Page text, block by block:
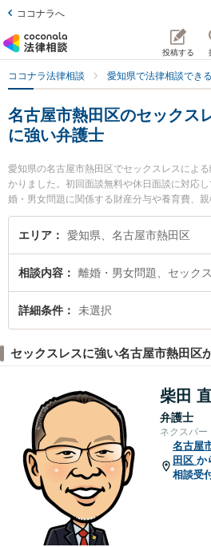
ココナラへ
投稿する
ココナラ法律相談 愛知県で法律相談でき
名古屋市熱田区のセックス
に強い弁護士
愛知県の名古屋市熱田区でセックスレスによ
かりました。初回面談無料や休日面談に対応
婚・男女問題に関係する財産分与や養育費、
検索もでき便利です。特に弁護士法人名古屋
楠野 翔也弁護士や弁護士法人名古屋総合法律
区で土日や夜間に発生したセックスレスによ
弁護士に相談したい』『セックスレスによる
富な近くの弁護士を検索したい』『初回相談
エリア 愛知県、名古屋市熱田区
相談内容 離婚・男女問題、セック
詳細条件 未選択
セックスレスに強い名古屋市熱田区
柴田
弁護士
ネクスパー
名古屋
田区 か
相談受